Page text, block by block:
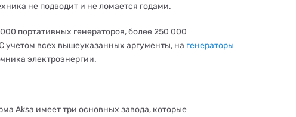
не подводит и не ломается годами.
портативных генераторов, более 250 000
учетом всех вышеуказанных аргументы, на генераторы
электроэнергии.
Aksa имеет три основных завода, которые